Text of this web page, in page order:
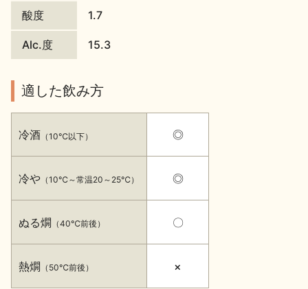
地酒・イベント情報
季節の商品 イベント情報
酸度 1.7
Alc.度 15.3
適した飲み方
冷酒 （10℃以下）
冷や （10℃～常温20～25℃）
ぬる燗 （40℃前後）
熱燗 （50℃前後）
◎
◎
〇
×